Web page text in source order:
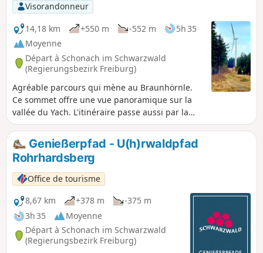
Visorandonneur
14,18 km
+550 m -552 m
5h 35
Moyenne
Départ à Schonach im Schwarzwald
(Regierungsbezirk Freiburg)
Agréable parcours qui mène au Braunhörnle.
Ce sommet offre une vue panoramique sur la
vallée du Yach. L'itinéraire passe aussi par la
réserve naturelle du Rohrhardsberg. Les
paysages y sont variés, alternant forêts,
pâturages et prairies.
Genießerpfad - U(h)rwaldpfad
Rohrhardsberg
Office de tourisme
8,67 km
+378 m
-375 m
3h 35
Moyenne
Départ à Schonach im Schwarzwald
(Regierungsbezirk Freiburg)